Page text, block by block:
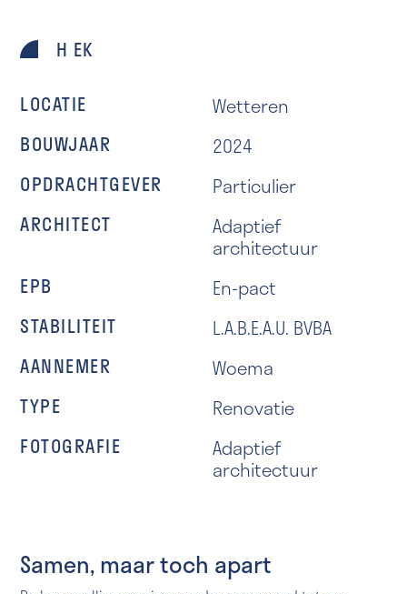
Samen, maar toch apart
H EK
LOCATIE
Wetteren
BOUWJAAR
2024
OPDRACHTGEVER
Particulier
ARCHITECT
Adaptief
architectuur
EPB
En-pact
STABILITEIT
L.A.B.E.A.U. BVBA
AANNEMER
Woema
TYPE
Renovatie
FOTOGRAFIE
Adaptief
architectuur